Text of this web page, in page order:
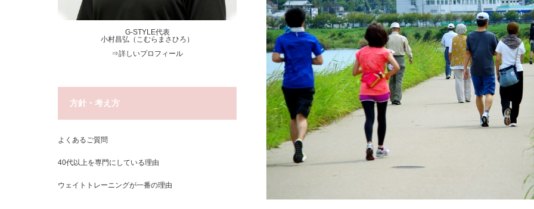
G-STYLE代表
小村昌弘（こむらまさひろ）
⇒詳しいプロフィール
方針・考え方
よくあるご質問
40代以上を専門にしている理由
ウェイトトレーニングが一番の理由